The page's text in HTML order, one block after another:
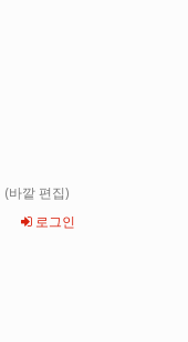
(바깥 편집)
로그인